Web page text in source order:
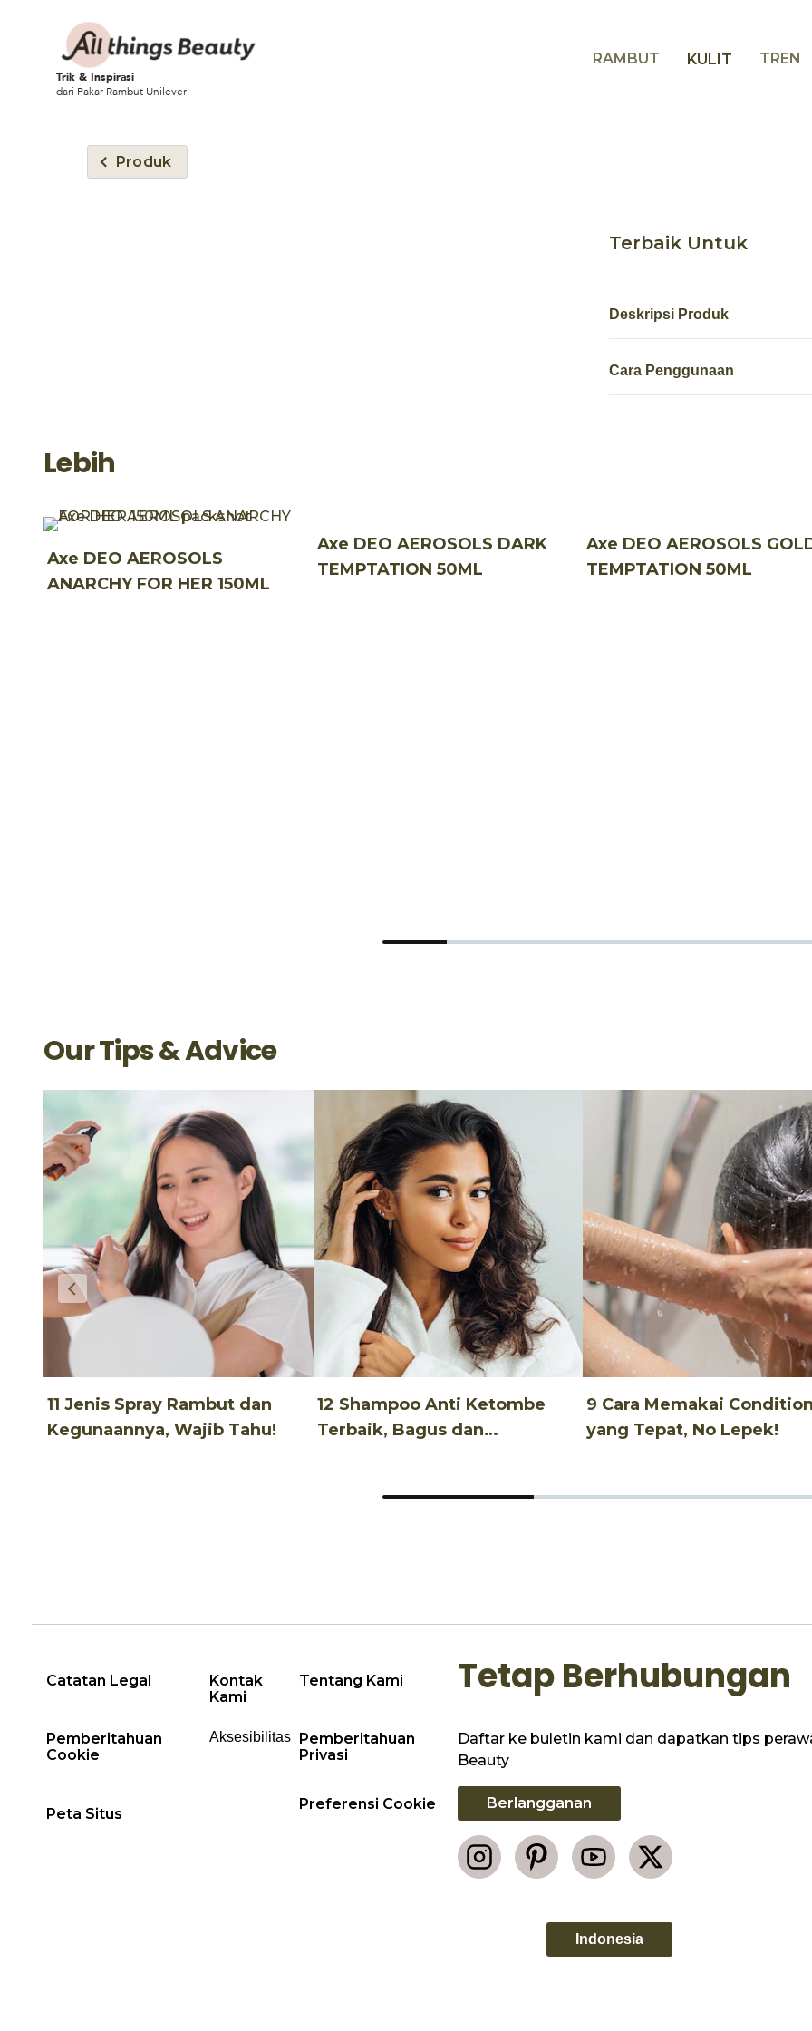
Trik & Inspirasi
dari Pakar Rambut Unilever
RAMBUT KULIT TREN
Produk
Terbaik Untuk
Deskripsi Produk
Cara Penggunaan
Lebih
Axe DEO AEROSOLS
ANARCHY FOR HER 150ML
Axe DEO AEROSOLS DARK
TEMPTATION 50ML
Axe DEO AEROSOLS
TEMPTATION 50ML
Our Tips & Advice
11 Jenis Spray Rambut dan
Kegunaannya, Wajib Tahu!
12 Shampoo Anti Ketombe
Terbaik, Bagus dan
9 Cara Memakai
yang Tepat, No Lepek!
Catatan Legal
Pemberitahuan
Cookie
Peta Situs
Kontak
Kami
Aksesibilitas
Tentang Kami
Pemberitahuan
Privasi
Preferensi Cookie
Tetap Berhubungan
Daftar ke buletin kami dan dapatkan tips
Beauty
Berlangganan
Indonesia